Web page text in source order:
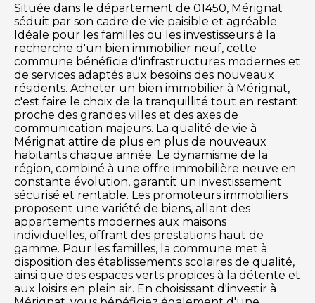
Située dans le département de 01450, Mérignat
séduit par son cadre de vie paisible et agréable.
Idéale pour les familles ou les investisseurs à la
recherche d'un bien immobilier neuf, cette
commune bénéficie d'infrastructures modernes et
de services adaptés aux besoins des nouveaux
résidents. Acheter un bien immobilier à Mérignat,
c'est faire le choix de la tranquillité tout en restant
proche des grandes villes et des axes de
communication majeurs. La qualité de vie à
Mérignat attire de plus en plus de nouveaux
habitants chaque année. Le dynamisme de la
région, combiné à une offre immobilière neuve en
constante évolution, garantit un investissement
sécurisé et rentable. Les promoteurs immobiliers
proposent une variété de biens, allant des
appartements modernes aux maisons
individuelles, offrant des prestations haut de
gamme. Pour les familles, la commune met à
disposition des établissements scolaires de qualité,
ainsi que des espaces verts propices à la détente et
aux loisirs en plein air. En choisissant d'investir à